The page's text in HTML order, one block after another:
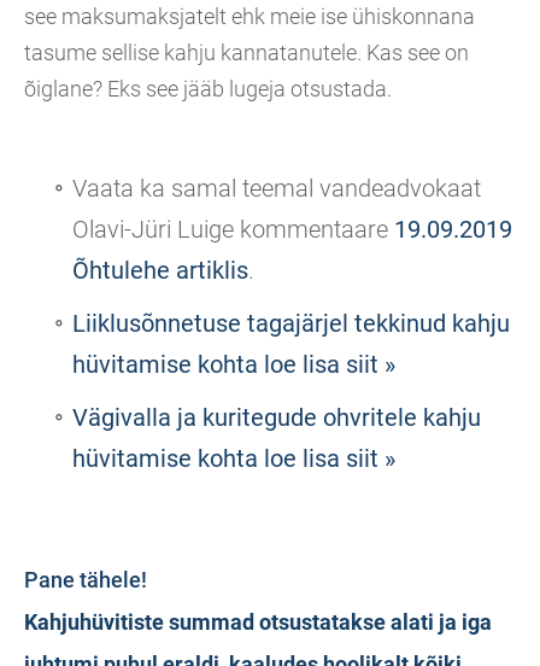
see maksumaksjatelt ehk meie ise ühiskonnana
tasume sellise kahju kannatanutele. Kas see on
õiglane? Eks see jääb lugeja otsustada.
Vaata ka samal teemal vandeadvokaat
Olavi-Jüri Luige kommentaare 19.09.2019
Õhtulehe artiklis.
Liiklusõnnetuse tagajärjel tekkinud kahju
hüvitamise kohta loe lisa siit »
Vägivalla ja kuritegude ohvritele kahju
hüvitamise kohta loe lisa siit »
Pane tähele!
Kahjuhüvitiste summad otsustatakse alati ja iga